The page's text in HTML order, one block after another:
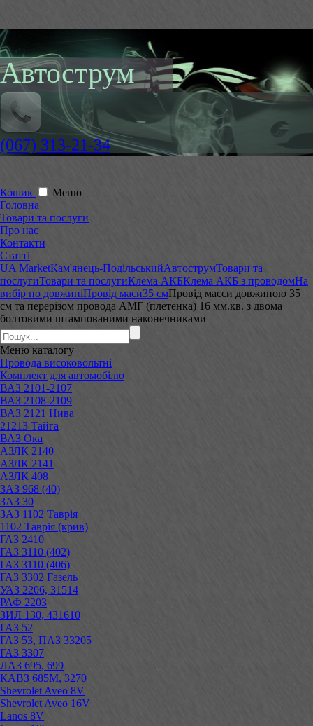
Автострум
(067) 313-21-34
Кошик
Меню
Головна
Товари та послуги
Про нас
Контакти
Статті
UA MarketКам'янець-ПодільськийАвтострумТовари та
послугиТовари та послугиКлема АКБКлема АКБ з проводомНа
вибір по довжиніПровід маси35 смПровід масси довжиною 35
см та перерізом провода АМГ (плетенка) 16 мм.кв. з двома
болтовими штампованими наконечниками
Меню каталогу
Провода високовольтні
Комплект для автомобілю
ВАЗ 2101-2107
ВАЗ 2108-2109
ВАЗ 2121 Нива
21213 Тайга
ВАЗ Ока
АЗЛК 2140
АЗЛК 2141
АЗЛК 408
ЗАЗ 968 (40)
ЗАЗ 30
ЗАЗ 1102 Таврія
1102 Таврія (крив)
ГАЗ 2410
ГАЗ 3110 (402)
ГАЗ 3110 (406)
ГАЗ 3302 Газель
УАЗ 2206, 31514
РАФ 2203
ЗИЛ 130, 431610
ГАЗ 52
ГАЗ 53, ПАЗ 33205
ГАЗ 3307
ЛАЗ 695, 699
КАВЗ 685М, 3270
Shevrolet Aveo 8V
Shevrolet Aveo 16V
Lanos 8V